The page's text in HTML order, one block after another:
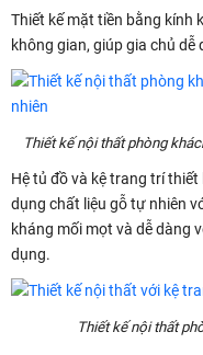
Thiết kế mặt tiền bằng kính
không gian, giúp gia chủ
Thiết kế nội thất phòng
Hệ tủ đồ và kệ trang trí
dụng chất liệu gỗ tự nhiên
kháng mối mọt và dễ dàng
dụng.
Thiết kế nội thất